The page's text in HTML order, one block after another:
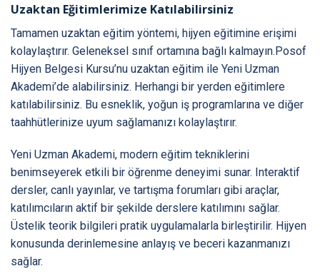
Uzaktan Eğitimlerimize Katılabilirsiniz
Tamamen uzaktan eğitim yöntemi, hijyen eğitimine erişimi
kolaylaştırır. Geleneksel sınıf ortamına bağlı kalmayın.Posof
Hijyen Belgesi Kursu’nu uzaktan eğitim ile Yeni Uzman
Akademi’de alabilirsiniz. Herhangi bir yerden eğitimlere
katılabilirsiniz. Bu esneklik, yoğun iş programlarına ve diğer
taahhütlerinize uyum sağlamanızı kolaylaştırır.
Yeni Uzman Akademi, modern eğitim tekniklerini
benimseyerek etkili bir öğrenme deneyimi sunar. Interaktif
dersler, canlı yayınlar, ve tartışma forumları gibi araçlar,
katılımcıların aktif bir şekilde derslere katılımını sağlar.
Üstelik teorik bilgileri pratik uygulamalarla birleştirilir. Hijyen
konusunda derinlemesine anlayış ve beceri kazanmanızı
sağlar.